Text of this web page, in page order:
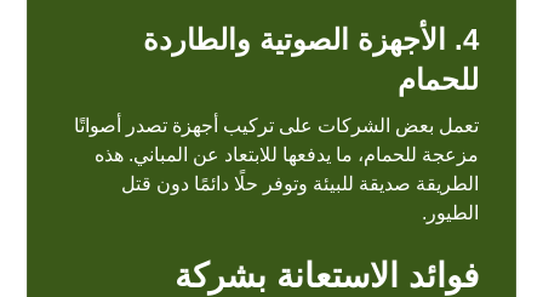
4. الأجهزة الصوتية والطاردة
للحمام
تعمل بعض الشركات على تركيب أجهزة تصدر أصواتًا
مزعجة للحمام، ما يدفعها للابتعاد عن المباني. هذه
الطريقة صديقة للبيئة وتوفر حلًا دائمًا دون قتل
الطيور.
فوائد الاستعانة بشركة